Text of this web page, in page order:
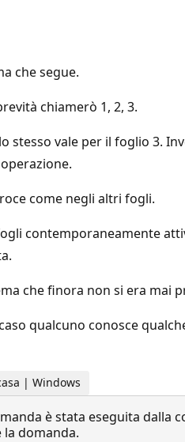
che segue.
chiamerò 1, 2, 3.
stesso vale per il foglio 3.
come negli altri fogli.
contemporaneamente
che finora non si era mai
qualcuno conosce
| Windows
è stata eseguita dalla
domanda.